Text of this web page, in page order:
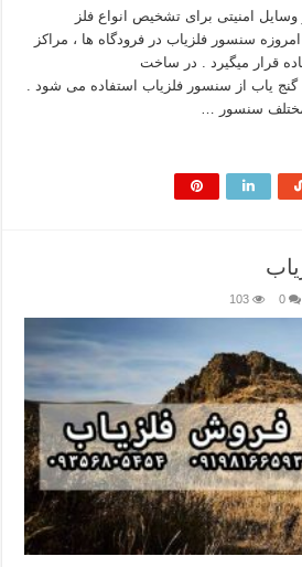
امنیتی برای تشخیص انواع فلز
سنسور فلزیاب در فرودگاه ها ، مراکز
قرار میگیرد . در ساخت
گنج یاب از سنسور فلزیاب استفاده می شود .
مختلف سنسور …
0
103